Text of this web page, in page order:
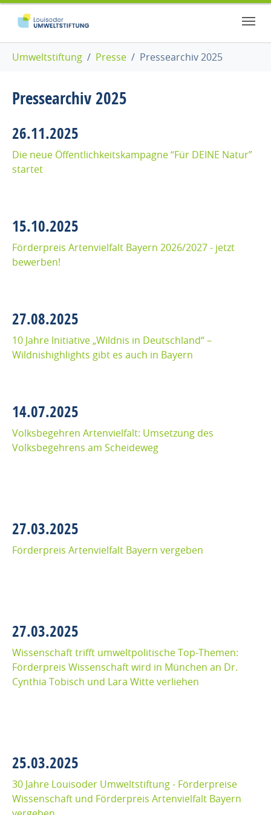
Zum Hauptinhalt springen
Skip to page footer
Umweltstiftung Presse Pressearchiv 2025
Pressearchiv 2025
26.11.2025
Die neue Öffentlichkeitskampagne “Für DEINE Natur”
startet
15.10.2025
Förderpreis Artenvielfalt Bayern 2026/2027 - jetzt
bewerben!
27.08.2025
10 Jahre Initiative „Wildnis in Deutschland“ –
Wildnishighlights gibt es auch in Bayern
14.07.2025
Volksbegehren Artenvielfalt: Umsetzung des
Volksbegehrens am Scheideweg
27.03.2025
Förderpreis Artenvielfalt Bayern vergeben
27.03.2025
Wissenschaft trifft umweltpolitische Top-Themen:
Förderpreis Wissenschaft wird in München an Dr.
Cynthia Tobisch und Lara Witte verliehen
25.03.2025
30 Jahre Louisoder Umweltstiftung - Förderpreise
Wissenschaft und Förderpreis Artenvielfalt Bayern